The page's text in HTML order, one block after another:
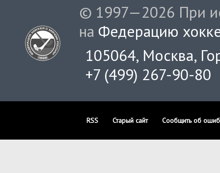
© 1997—2026 При
на Федерацию
105064, Москва,
+7 (499) 267-90-80
RSS Старый сайт Сообщить об